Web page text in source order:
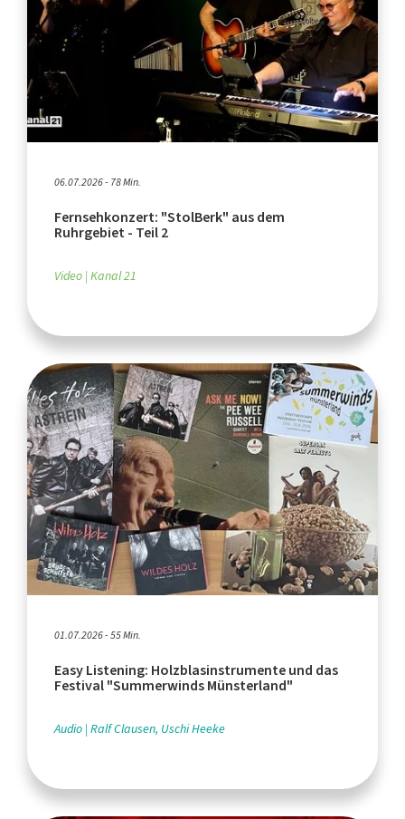
06.07.2026 - 78 Min.
Fernsehkonzert: "StolBerk" aus dem
Ruhrgebiet - Teil 2
Video Kanal 21
01.07.2026 - 55 Min.
Easy Listening: Holzblasinstrumente und das
Festival "Summerwinds Münsterland"
Audio Ralf Clausen, Uschi Heeke